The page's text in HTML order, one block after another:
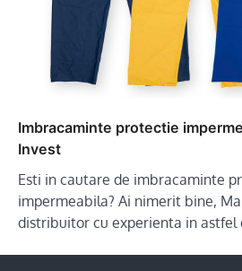
Imbracaminte protectie
Invest
Esti in cautare de imbracaminte
impermeabila? Ai nimerit bine,
distribuitor cu experienta in astfel